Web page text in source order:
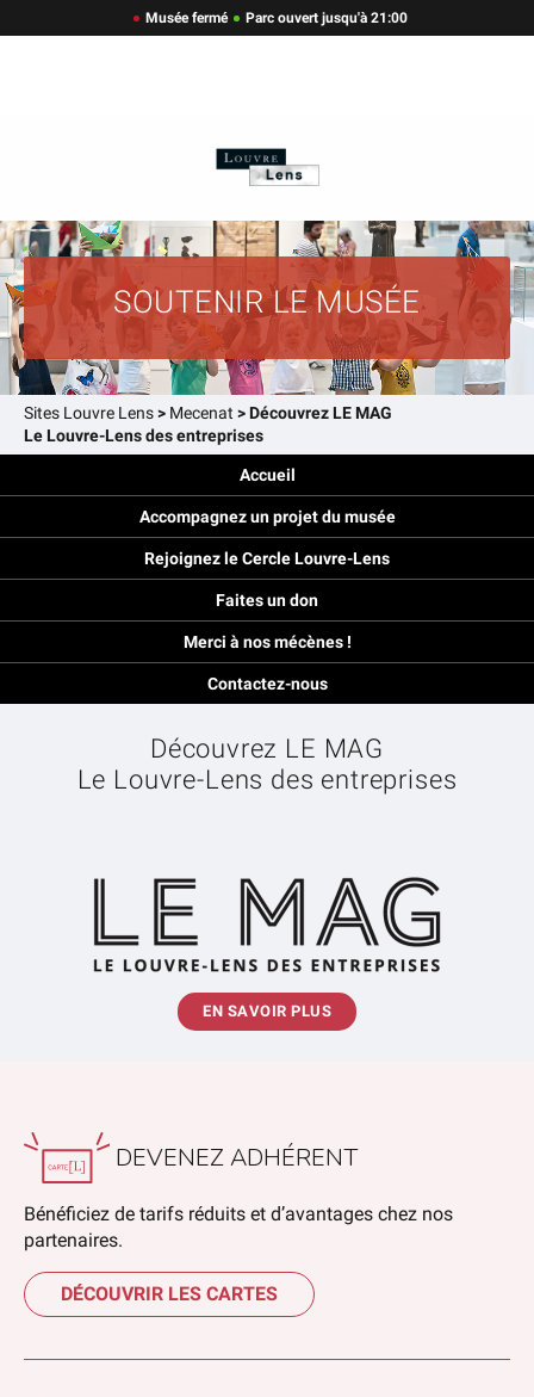
Musée fermé Parc ouvert jusqu'à 21:00
SOUTENIR LE MUSÉE
Sites Louvre Lens> Mecenat >Découvrez LE MAG
Le Louvre-Lens des entreprises
Accueil
Accompagnez un projet du musée
Rejoignez le Cercle Louvre-Lens
Faites un don
Merci à nos mécènes !
Contactez-nous
Découvrez LE MAG
Le Louvre-Lens des entreprises
EN SAVOIR PLUS
DEVENEZ ADHÉRENT
Bénéficiez de tarifs réduits et d’avantages chez nos
partenaires.
DÉCOUVRIR LES CARTES